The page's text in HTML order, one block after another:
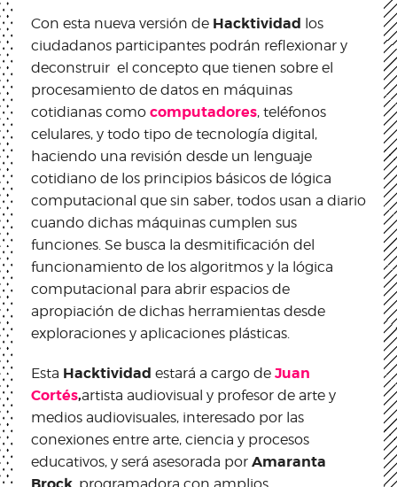
Con esta nueva versión de Hacktividad los
ciudadanos participantes podrán reflexionar y
deconstruir el concepto que tienen sobre el
procesamiento de datos en máquinas
cotidianas como computadores, teléfonos
celulares, y todo tipo de tecnología digital,
haciendo una revisión desde un lenguaje
cotidiano de los principios básicos de lógica
computacional que sin saber, todos usan a diario
cuando dichas máquinas cumplen sus
funciones. Se busca la desmitificación del
funcionamiento de los algoritmos y la lógica
computacional para abrir espacios de
apropiación de dichas herramientas desde
exploraciones y aplicaciones plásticas.
Esta Hacktividad estará a cargo de Juan
Cortés,artista audiovisual y profesor de arte y
medios audiovisuales, interesado por las
conexiones entre arte, ciencia y procesos
educativos, y será asesorada por Amaranta